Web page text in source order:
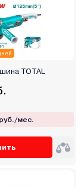
TOTAL
мес.